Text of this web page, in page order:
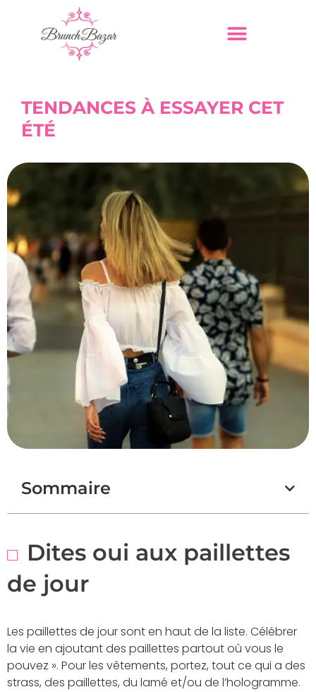
TENDANCES À ESSAYER CET
ÉTÉ
Sommaire
Dites oui aux paillettes
de jour
Les paillettes de jour sont en haut de la liste. Célébrer
la vie en ajoutant des paillettes partout où vous le
pouvez ». Pour les vêtements, portez, tout ce qui a des
strass, des paillettes, du lamé et/ou de l’hologramme.